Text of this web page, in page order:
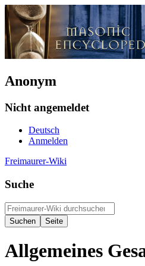
Anonym
Nicht angemeldet
Deutsch
Anmelden
Freimaurer-Wiki
Suche
Allgemeines